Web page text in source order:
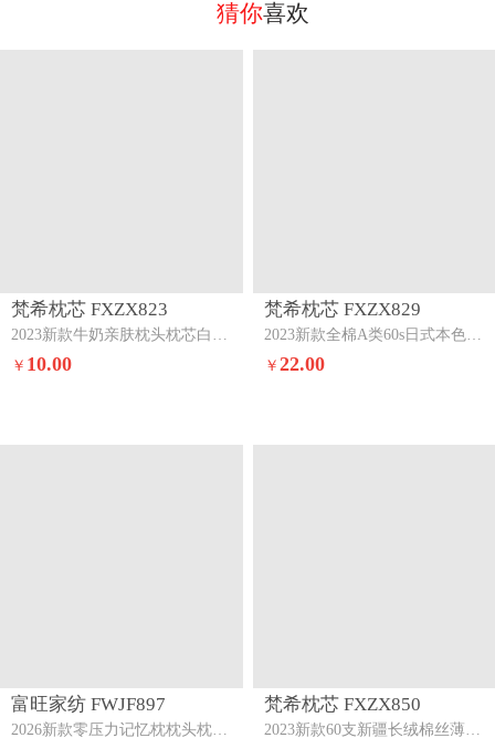
猜你喜欢
梵希枕芯 FXZX823
￥ 10.00
梵希枕芯 FXZX829
2023新款全棉A类60s日式本色原棉超柔枕低枕
￥ 22.00
富旺家纺 FWJF897 梵希枕芯 FXZX850